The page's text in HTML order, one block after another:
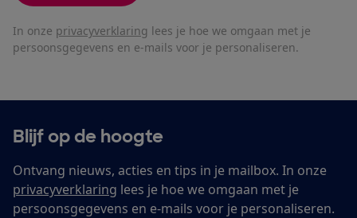
In onze privacyverklaring lees je hoe we omgaan met je
persoonsgegevens en e-mails voor je personaliseren.
Blijf op de hoogte
Ontvang nieuws, acties en tips in je mailbox. In onze
privacyverklaring lees je hoe we omgaan met je
persoonsgegevens en e-mails voor je personaliseren.